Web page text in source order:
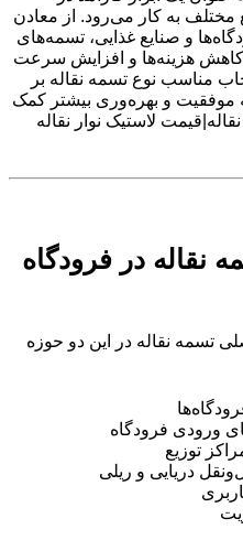
مختلف به کار می‌رود. از معادن
و صنایع غذایی، تسمه‌های
کاهش هزینه‌ها و افزایش سرعت
مناسب نوع تسمه نقاله بر
و بهره‌وری بیشتر کمک
لاستیک نوار نقاله
نقاله در فرودگاه‌
تسمه نقاله در این دو حوزه
ورودی فرودگاه
توزیع
دریایی و ریلی